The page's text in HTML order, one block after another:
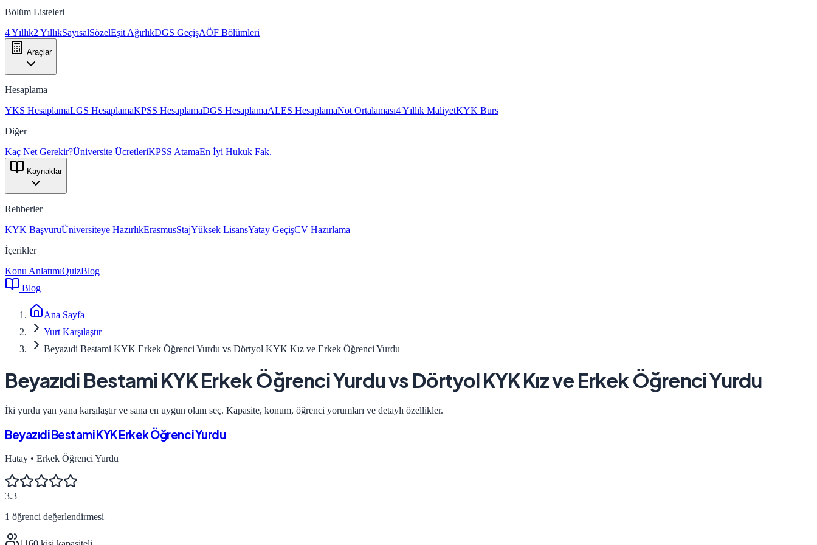
Bölüm Listeleri
4 Yıllık2 YıllıkSayısalSözelEşit AğırlıkDGS GeçişAÖF Bölümleri
Araçlar
Hesaplama
YKS HesaplamaLGS HesaplamaKPSS HesaplamaDGS HesaplamaALES HesaplamaNot Ortalaması4 Yıllık MaliyetKYK Burs
Diğer
Kaç Net Gerekir?Üniversite ÜcretleriKPSS AtamaEn İyi Hukuk Fak.
Kaynaklar
Rehberler
KYK BaşvuruÜniversiteye HazırlıkErasmusStajYüksek LisansYatay GeçişCV Hazırlama
İçerikler
Konu AnlatımıQuizBlog
Blog
Ana Sayfa
Yurt Karşılaştır
Beyazıdi Bestami KYK Erkek Öğrenci Yurdu vs Dörtyol KYK Kız ve Erkek Öğrenci Yurdu
Beyazıdi Bestami KYK Erkek Öğrenci Yurduvs Dörtyol KYK Kız ve Erkek Öğrenci Yurdu
İki yurdu yan yana karşılaştır ve sana en uygun olanı seç. Kapasite, konum, öğrenci yorumları ve detaylı özellikler.
Beyazıdi Bestami KYK Erkek Öğrenci Yurdu
Hatay • Erkek Öğrenci Yurdu
3.3
1 öğrenci değerlendirmesi